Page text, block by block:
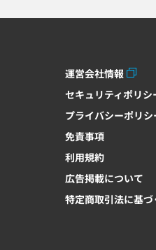
運営会社情報
セキュリティポリシ
プライバシーポリシ
免責事項
利用規約
広告掲載について
特定商取引法に基